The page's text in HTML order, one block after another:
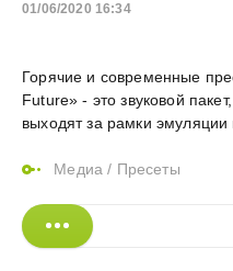
01/06/2020 16:34
Горячие и современные
Future» - это звуковой
выходят за рамки
Медиа / Пресеты